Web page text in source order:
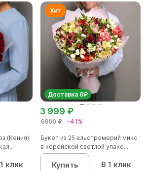
(Кения)
клик
Доставка 0₽
6800 ₽ -41%
3 999 ₽
Букет из 25 альстромерий микс
в корейской светлой упако...
Купить В 1 клик